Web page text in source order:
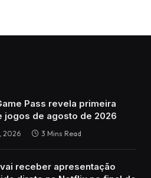
Pass revela primeira
jogos de agosto de 2026
2026 3 Mins Read
receber apresentação